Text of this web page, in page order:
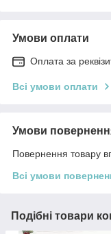
Умови оплати
Оплата за
Всі умови оплати
Умови
Повернення товару
Всі умови
Подібні товари